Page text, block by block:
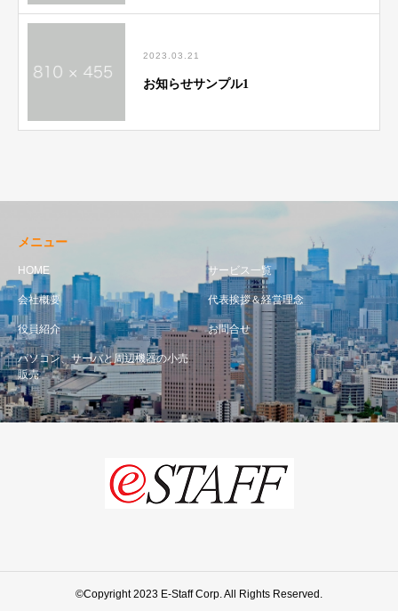
2023.03.21
お知らせサンプル1
メニュー
HOME サービス一覧
会社概要 代表挨拶＆経営理念
役員紹介 お問合せ
パソコン、サーバと周辺機器の小売
販売
©Copyright 2023 E-Staff Corp. All Rights Reserved.